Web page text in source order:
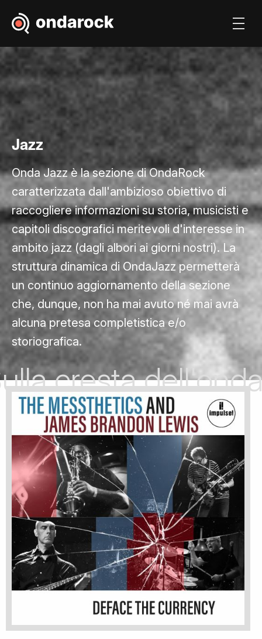
Jazz
Onda Jazz è la sezione di OndaRock
caratterizzata dall'ambizioso obiettivo di
raccogliere informazioni su storia, musicisti e
capitoli discografici meritevoli d'interesse in
ambito jazz (dagli albori ai giorni nostri). La
struttura dinamica di OndaJazz permetterà
un continuo aggiornamento della sezione
che, dunque, non ha mai avuto né mai avrà
alcuna pretesa completistica e/o
storiografica.
cresta